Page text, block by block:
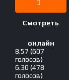
Смотреть
онлайн
8.57 (607
голосов)
6.30 (478
голосов)